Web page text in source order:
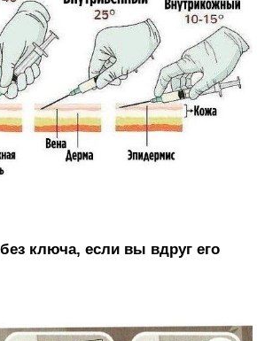
ключа, если вы вдруг его